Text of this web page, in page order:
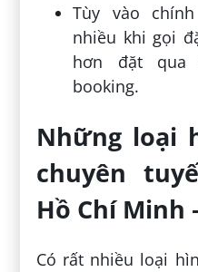
Tùy vào
nhiều khi gọi
hơn đặt qua
booking.
Những loại
chuyên
Hồ Chí Minh
Có rất nhiều loại